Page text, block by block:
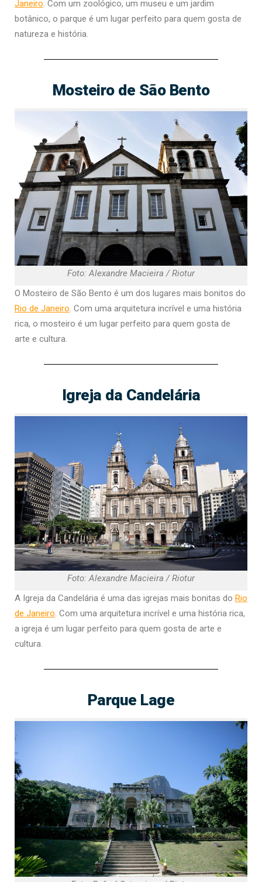
Janeiro. Com um zoológico, um museu e um jardim
botânico, o parque é um lugar perfeito para quem gosta de
natureza e história.
Mosteiro de São Bento
Foto: Alexandre Macieira / Riotur
O Mosteiro de São Bento é um dos lugares mais bonitos do
Rio de Janeiro. Com uma arquitetura incrível e uma história
rica, o mosteiro é um lugar perfeito para quem gosta de
arte e cultura.
Igreja da Candelária
Foto: Alexandre Macieira / Riotur
A Igreja da Candelária é uma das igrejas mais bonitas do Rio
de Janeiro. Com uma arquitetura incrível e uma história rica,
a igreja é um lugar perfeito para quem gosta de arte e
cultura.
Parque Lage